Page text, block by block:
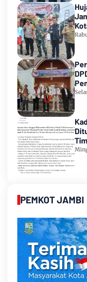
Hujan
Kota Meninjau Tempat
PEMKOT JAMBI